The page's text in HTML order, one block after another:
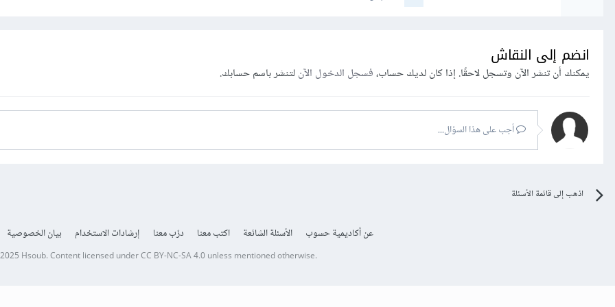
انضم إلى النقاش
يمكنك أن تنشر الآن وتسجل لاحقًا. إذا كان لديك حساب،فسجل الدخول الآنلتنشر باسم حسابك.
أجب على هذا السؤال...
اذهب إلى قائمة الأسئلة
عن أكاديمية حسوب الأسئلة الشائعة اكتب معنا درّب معنا إرشادات الاستخدام بيان الخصوصية
Hsoub.Content licensed underCC BY-NC-SA 4.0unless mentioned otherwise.